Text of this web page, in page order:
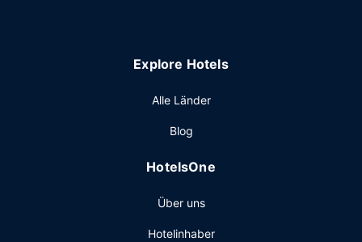
Explore Hotels
Alle Länder
Blog
HotelsOne
Über uns
Hotelinhaber